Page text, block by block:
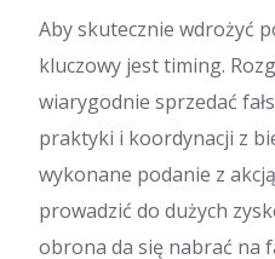
Aby skutecznie wdrożyć
kluczowy jest timing.
wiarygodnie sprzedać
praktyki i koordynacji z
wykonane podanie z
prowadzić do dużych
obrona da się nabrać na